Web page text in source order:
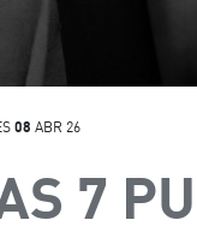
08 ABR 26
7